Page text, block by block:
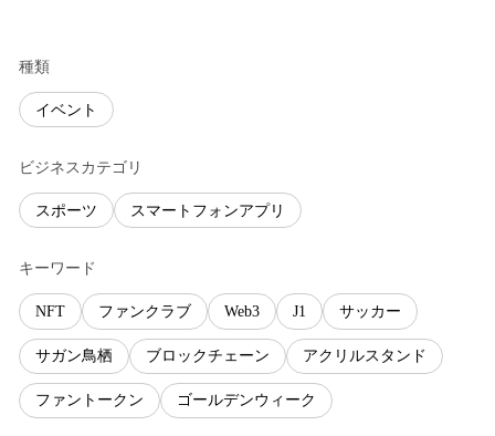
種類
イベント
ビジネスカテゴリ
スポーツ スマートフォンアプリ
キーワード
NFT ファンクラブ Web3 J1 サッカー
サガン鳥栖 ブロックチェーン アクリルスタンド
ファントークン ゴールデンウィーク